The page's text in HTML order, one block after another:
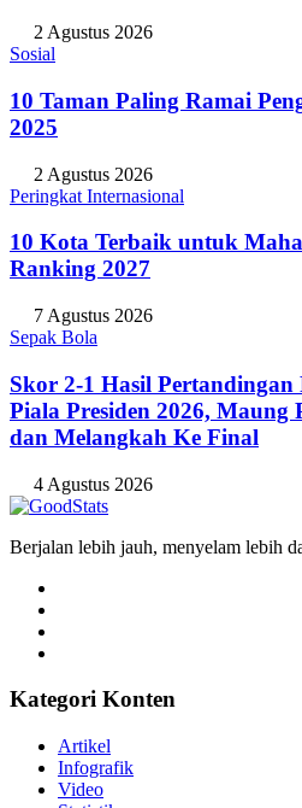
2 Agustus 2026
Sosial
10 Taman Paling Ramai
2025
2 Agustus 2026
Peringkat Internasional
10 Kota Terbaik untuk
Ranking 2027
7 Agustus 2026
Sepak Bola
Skor 2-1 Hasil Pertandingan
Piala Presiden 2026, Maung
dan Melangkah Ke Final
4 Agustus 2026
Berjalan lebih jauh, menyelam lebih
Kategori Konten
Artikel
Infografik
Video